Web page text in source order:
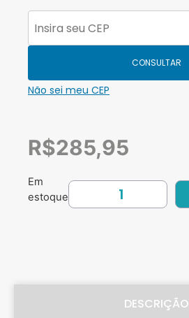
CONSULTAR
Não sei meu CEP
R$285,95
Em
estoque
DESCRIÇÃO